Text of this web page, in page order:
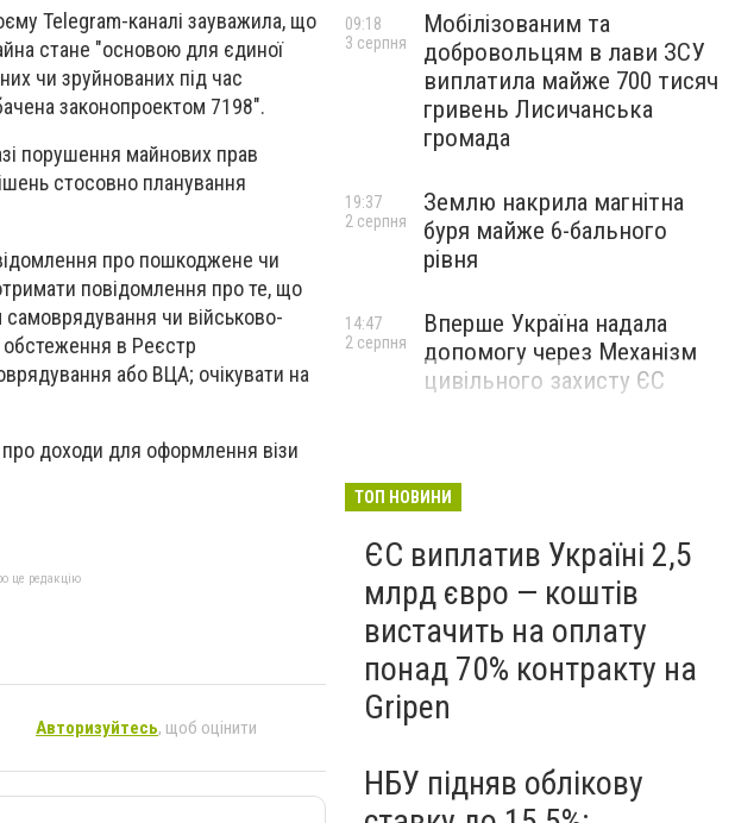
Telegram-каналі зауважила, що
стане "основою для єдиної
чи зруйнованих під час
законопроектом 7198".
порушення майнових прав
стосовно планування
про пошкоджене чи
повідомлення про те, що
чи військово-
обстеження в Реєстр
або ВЦА; очікувати на
доходи для оформлення візи
це редакцію
Авторизуйтесь, щоб оцінити
Мобілізованим та
добровольцям в лави ЗСУ
виплатила майже 700 тисяч
гривень Лисичанська
громада
09:18
3 серпня
Землю накрила магнітна
буря майже 6-бального
рівня
19:37
2 серпня
Вперше Україна надала
допомогу через Механізм
цивільного захисту ЄС
14:47
2 серпня
ТОП НОВИНИ
ЄС виплатив Україні 2,5
млрд євро — коштів
вистачить на оплату
понад 70% контракту на
Gripen
НБУ підняв облікову